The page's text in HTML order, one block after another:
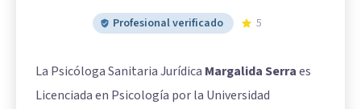
Profesional verificado 5
La Psicóloga Sanitaria Jurídica Margalida Serraes
Licenciada en Psicología por la Universidad